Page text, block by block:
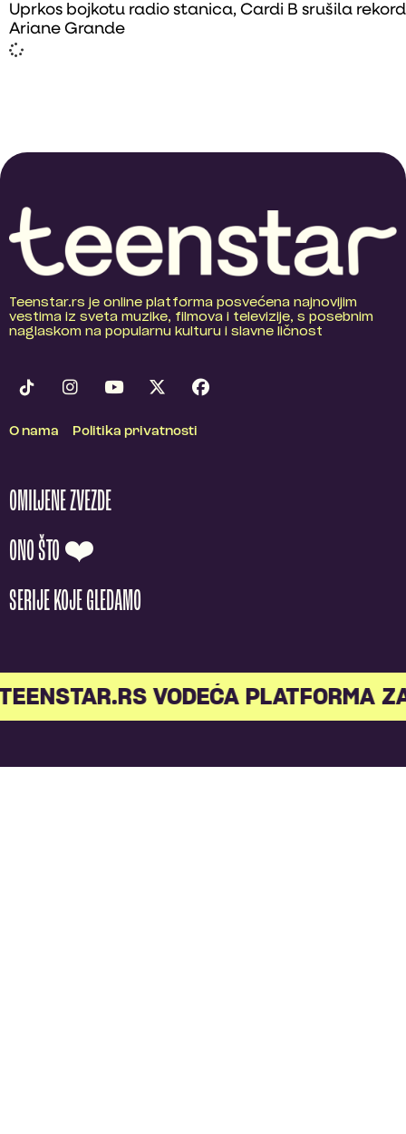
Uprkos bojkotu radio stanica, Cardi B srušila rekord
Ariane Grande
Teenstar.rs je online platforma posvećena najnovijim
vestima iz sveta muzike, filmova i televizije, s posebnim
naglaskom na popularnu kulturu i slavne ličnost
O nama Politika privatnosti
OMILJENE ZVEZDE
ONO ŠTO ❤️
SERIJE KOJE GLEDAMO
VODEĆA PLATFORMA